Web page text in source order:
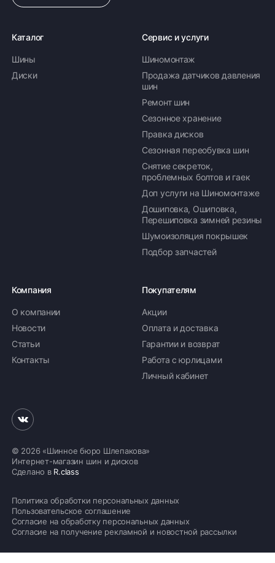
Каталог
Шины
Диски
Сервис и услуги
Шиномонтаж
Продажа датчиков давления
шин
Ремонт шин
Сезонное хранение
Правка дисков
Сезонная переобувка шин
Снятие секреток,
проблемных болтов и гаек
Доп услуги на Шиномонтаже
Дошиповка, Ошиповка,
Перешиповка зимней резины
Шумоизоляция покрышек
Подбор запчастей
Компания
О компании
Новости
Статьи
Контакты
Покупателям
Акции
Оплата и доставка
Гарантии и возврат
Работа с юрлицами
Личный кабинет
© 2026 «Шинное бюро Шлепакова»
Интернет-магазин шин и дисков
Сделано в R.class
Политика обработки персональных данных
Пользовательское соглашение
Согласие на обработку персональных данных
Согласие на получение рекламной и новостной рассылки